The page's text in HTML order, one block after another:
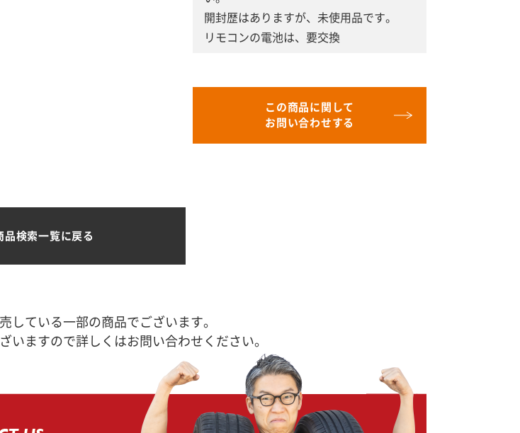
開封歴はありますが、未使用品です。
リモコンの電池は、要交換
この商品に関して
お問い合わせする
品検索一覧に戻る
している一部の商品でございます。
いますので詳しくはお問い合わせください。